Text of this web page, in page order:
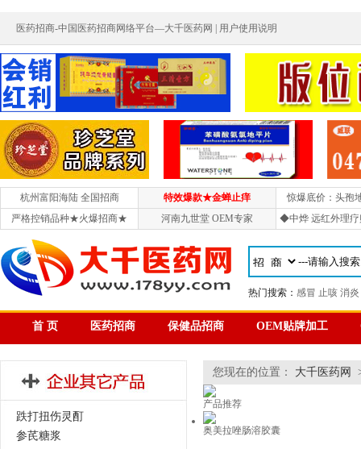
医药招商-中国医药招商网络平台—大千医药网 | 用户使用说明
杭州富阳海陆 全国招商 特效爆款★金蝉止痒
惊爆底价：头孢
严格控销品种★火爆招商★
河南九世堂 OEM专家 ◆中烨 远红外理疗
热门搜索： 感冒 止咳 消炎
首 页 医药招商 保健品招商 OEM贴牌加工
跌打扭伤灵酊
参芪糖浆
您现在的位置： 大千医药网
产品推荐
奥美拉唑肠溶胶囊